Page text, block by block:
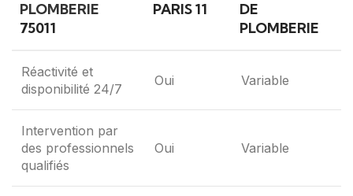
PLOMBERIE
75011
PARIS 11
DE
PLOMBERIE
Réactivité et
disponibilité 24/7
Oui Variable
Intervention par
des professionnels
qualifiés
Oui Variable